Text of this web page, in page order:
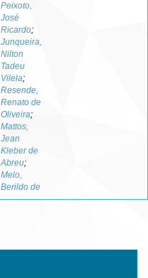
Peixoto,
José
Ricardo;
Junqueira,
Nilton
Tadeu
Vilela;
Resende,
Renato de
Oliveira;
Mattos,
Jean
Kleber de
Abreu;
Melo,
Berildo de